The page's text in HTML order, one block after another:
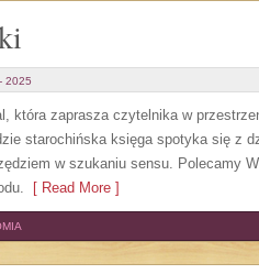
2025
która zaprasza czytelnika w
starochińska księga spotyka się z
w szukaniu sensu. Polecamy
[ Read More ]